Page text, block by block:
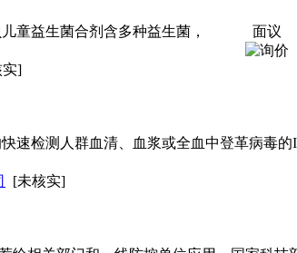
童益生菌合剂含多种益生菌，
]
面议
速检测人群血清、血浆或全血中登革病毒
[未核实]